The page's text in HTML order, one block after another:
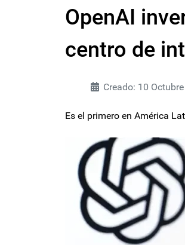
OpenAI
centro de
Creado: 10
Es el primero en América